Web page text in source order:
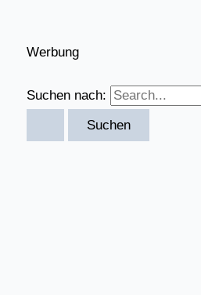
Werbung
Suchen nach: